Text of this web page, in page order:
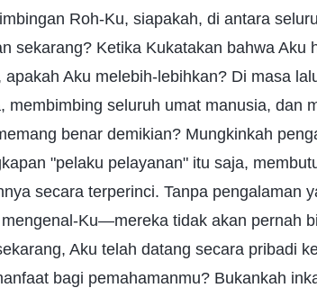
Roh-Ku, siapakah, di antara
sekarang? Ketika Kukatakan bahwa Aku
Aku melebih-lebihkan? Di masa
membimbing seluruh umat manusia, dan
benar demikian? Mungkinkah
"pelaku pelayanan" itu saja,
secara terperinci. Tanpa pengalaman
Ku—mereka tidak akan pernah
Aku telah datang secara pribadi
bagi pemahamanmu? Bukankah